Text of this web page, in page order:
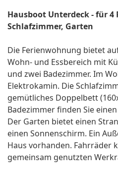
Hausboot Unterdeck - für 4
Schlafzimmer, Garten
Die Ferienwohnung bietet
Wohn- und Essbereich mit
und zwei Badezimmer. Im
Elektrokamin. Die
gemütliches Doppelbett
Badezimmer finden Sie
Der Garten bietet einen
einen Sonnenschirm. Ein
Haus vorhanden. Fahrräder
gemeinsam genutzten